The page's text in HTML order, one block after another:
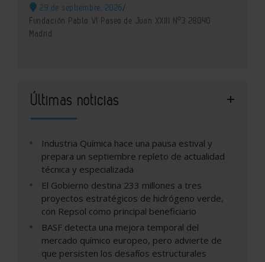
29 de septiembre, 2026/
Fundación Pablo VI Paseo de Juan XXIII Nº3 28040
Madrid
Últimas noticias
Industria Química hace una pausa estival y
prepara un septiembre repleto de actualidad
técnica y especializada
El Gobierno destina 233 millones a tres
proyectos estratégicos de hidrógeno verde,
con Repsol como principal beneficiario
BASF detecta una mejora temporal del
mercado químico europeo, pero advierte de
que persisten los desafíos estructurales